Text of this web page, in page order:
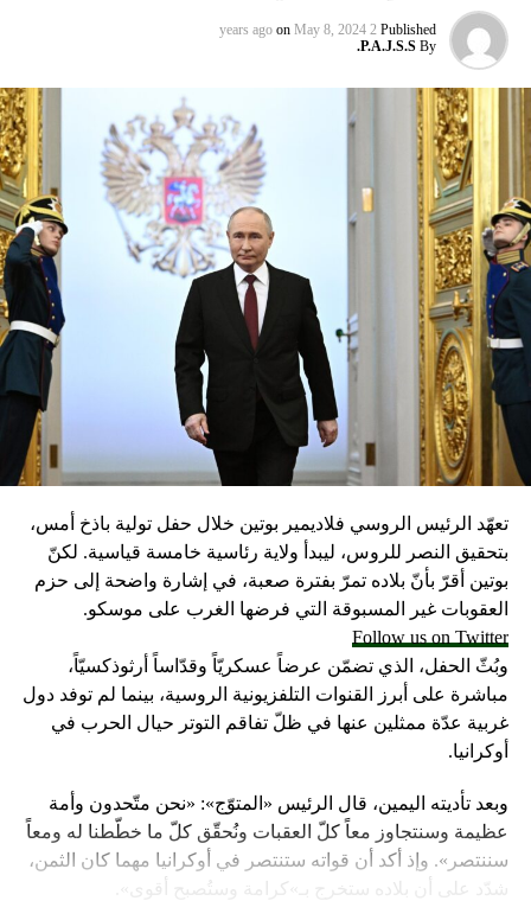
Published
2 years ago
on May 8, 2024
By
P.A.J.S.S.
تعهّد الرئيس الروسي فلاديمير بوتين خلال حفل تولية باذخ أمس،
بتحقيق النصر للروس، ليبدأ ولاية رئاسية خامسة قياسية. لكنّ
بوتين أقرّ بأنّ بلاده تمرّ بفترة صعبة، في إشارة واضحة إلى حزم
العقوبات غير المسبوقة التي فرضها الغرب على موسكو.
Follow us on Twitter
وبُثّ الحفل، الذي تضمّن عرضاً عسكريّاً وقدّاساً أرثوذكسيّاً،
مباشرة على أبرز القنوات التلفزيونية الروسية، بينما لم توفد دول
غربية عدّة ممثلين عنها في ظلّ تفاقم التوتر حيال الحرب في
أوكرانيا.
وبعد تأديته اليمين، قال الرئيس «المتوّج»: «نحن متّحدون وأمة
عظيمة وسنتجاوز معاً كلّ العقبات ونُحقّق كلّ ما خطّطنا له ومعاً
سننتصر». وإذ أكد أن قواته ستنتصر في أوكرانيا مهما كان الثمن،
شدّد على أن بلاده ستخرج بـ»كرامة وستُصبح أقوى».